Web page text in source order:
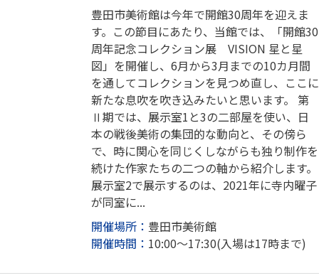
豊田市美術館は今年で開館30周年を迎えま
す。この節目にあたり、当館では、「開館30
周年記念コレクション展 VISION 星と星
図」を開催し、6月から3月までの10カ月間
を通してコレクションを見つめ直し、ここに
新たな息吹を吹き込みたいと思います。 第
Ⅱ期では、展示室1と3の二部屋を使い、日
本の戦後美術の集団的な動向と、その傍ら
で、時に関心を同じくしながらも独り制作を
続けた作家たちの二つの軸から紹介します。
展示室2で展示するのは、2021年に寺内曜子
が同室に...
開催場所： 豊田市美術館
開催時間： 10:00～17:30(入場は17時まで)